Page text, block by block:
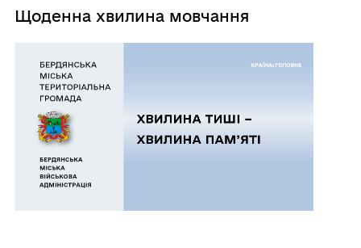
Щоденна хвилина мовчання